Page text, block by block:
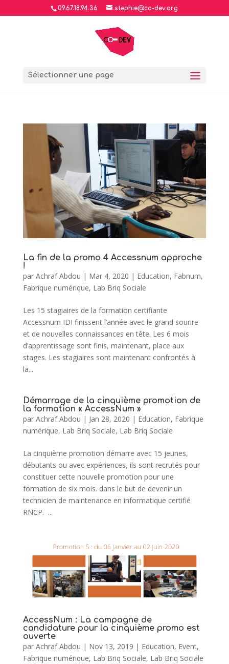
09.67.18.94.36 stephie@co-dev.org
Sélectionner une page
La fin de la promo 4 Accessnum approche
!
par Achraf Abdou | Mar 4, 2020 | Education, Fabnum,
Fabrique numérique, Lab Briq Sociale
Les 15 stagiaires de la formation certifiante
Accessnum IDI finissent l’année avec le grand sourire
et de nouvelles connaissances en tête. Les 6 mois
d’apprentissage sont finis, maintenant, place aux
stages. Les stagiaires sont maintenant confrontés à
la...
Démarrage de la cinquième promotion de
la formation « AccessNum »
par Achraf Abdou | Jan 28, 2020 | Education, Fabrique
numérique, Lab Briq Sociale, Lab Briq Sociale
La cinquième promotion démarre avec 15 jeunes,
débutants ou avec expériences, ils sont recrutés pour
constituer cette nouvelle promotion pour une
formation de six mois. dans le but de devenir un
technicien de maintenance en informatique certifié
RNCP. ...
AccessNum : La campagne de
candidature pour la cinquième promo est
ouverte
par Achraf Abdou | Nov 13, 2019 | Education, Event,
Fabrique numérique, Lab Briq Sociale, Lab Briq Sociale